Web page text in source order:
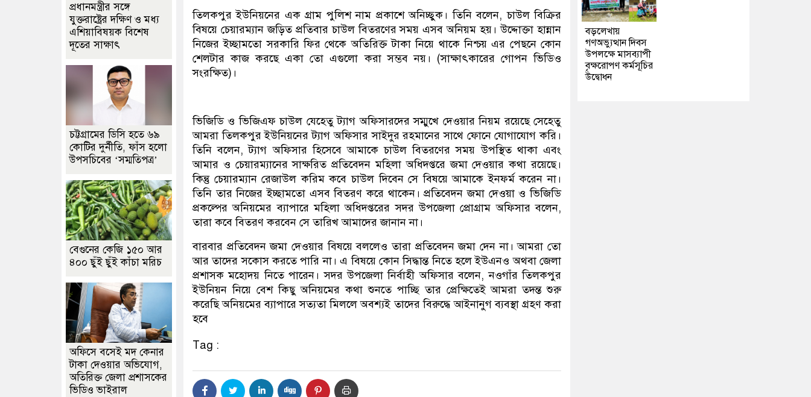
তিলকপুর ইউনিয়নের এক গ্রাম পুলিশ নাম প্রকাশে অনিচ্ছুক। তিনি বলেন, চাউল বিক্রির
বিষয়ে চেয়ারম্যান জড়িত প্রতিবার চাউল বিতরণের সময় এসব অনিয়ম হয়। উদ্দোক্তা হান্নান
নিজের ইচ্ছামতো সরকারি ফির থেকে অতিরিক্ত টাকা নিয়ে থাকে নিশ্চয় এর পেছনে কোন
শেলটার কাজ করছে একা তো এগুলো করা সম্ভব নয়। (সাক্ষাৎকারের গোপন ভিডিও
সংরক্ষিত)।
ভিজিডি ও ভিজিএফ চাউল যেহেতু ট্যাগ অফিসারদের সম্মুখে দেওয়ার নিয়ম রয়েছে সেহেতু
আমরা তিলকপুর ইউনিয়নের ট্যাগ অফিসার সাইদুর রহমানের সাথে ফোনে যোগাযোগ করি।
তিনি বলেন, ট্যাগ অফিসার হিসেবে আমাকে চাউল বিতরণের সময় উপস্থিত থাকা এবং
আমার ও চেয়ারম্যানের সাক্ষরিত প্রতিবেদন মহিলা অধিদপ্তরে জমা দেওয়ার কথা রয়েছে।
কিন্তু চেয়ারম্যান রেজাউল করিম কবে চাউল দিবেন সে বিষয়ে আমাকে ইনফর্ম করেন না।
তিনি তার নিজের ইচ্ছামতো এসব বিতরণ করে থাকেন। প্রতিবেদন জমা দেওয়া ও ভিজিডি
প্রকল্পের অনিয়মের ব্যাপারে মহিলা অধিদপ্তরের সদর উপজেলা প্রোগ্রাম অফিসার বলেন,
তারা কবে বিতরণ করবেন সে তারিখ আমাদের জানান না।
বারবার প্রতিবেদন জমা দেওয়ার বিষয়ে বললেও তারা প্রতিবেদন জমা দেন না। আমরা তো
আর তাদের সকোস করতে পারি না। এ বিষয়ে কোন সিদ্ধান্ত নিতে হলে ইউএনও অথবা জেলা
প্রশাসক মহোদয় নিতে পারেন। সদর উপজেলা নির্বাহী অফিসার বলেন, নওগাঁর তিলকপুর
ইউনিয়ন নিয়ে বেশ কিছু অনিয়মের কথা শুনতে পাচ্ছি তার প্রেক্ষিতেই আমরা তদন্ত শুরু
করেছি অনিয়মের ব্যাপারে সত্যতা মিললে অবশ্যই তাদের বিরুদ্ধে আইনানুগ ব্যবস্থা গ্রহণ করা
হবে
Tag :
প্রধানমন্ত্রীর সঙ্গে
যুক্তরাষ্ট্রের দক্ষিণ ও মধ্য
এশিয়াবিষয়ক বিশেষ
দূতের সাক্ষাৎ
চট্টগ্রামের ডিসি হতে ৬৯
কোটির দুর্নীতি, ফাঁস হলো
উপসচিবের ‘সম্মতিপত্র’
বেগুনের কেজি ১৫০ আর
৪০০ ছুঁই ছুঁই কাঁচা মরিচ
অফিসে বসেই মদ কেনার
টাকা দেওয়ার অভিযোগ,
অতিরিক্ত জেলা প্রশাসকের
ভিডিও ভাইরাল
বড়লেখায়
গণঅভ্যুত্থান দিবস
উপলক্ষে মাসব্যাপী
বৃক্ষরোপণ কর্মসূচির
উদ্বোধন